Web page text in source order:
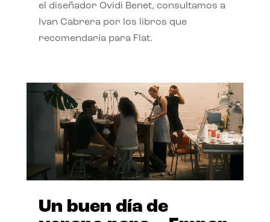
el diseñador Ovidi Benet, consultamos a
Ivan Cabrera por los libros que
recomendaría para Flat.
Un buen día de